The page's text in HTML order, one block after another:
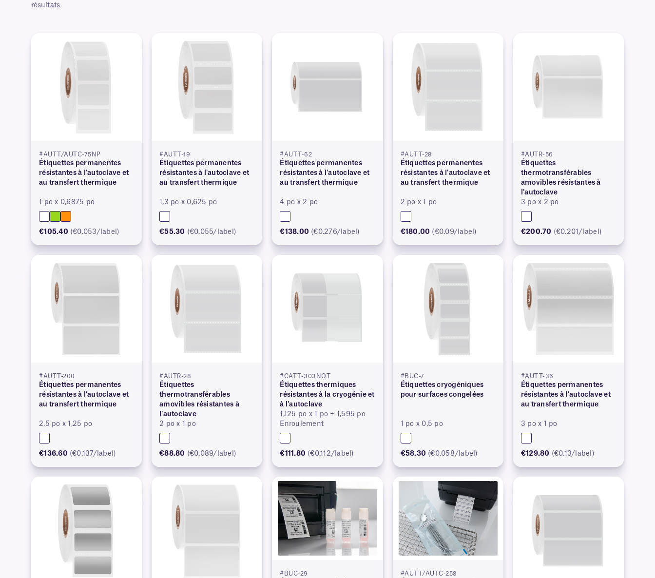
résultats
#AUTT/AUTC-75NP
Étiquettes permanentes
résistantes à l'autoclave et
au transfert thermique
1 po x 0,6875 po
€105.40 (€0.053/label)
#AUTT-19
Étiquettes permanentes
résistantes à l'autoclave et
au transfert thermique
1,3 po x 0,625 po
€55.30 (€0.055/label)
#AUTT-62
Étiquettes permanentes
résistantes à l'autoclave et
au transfert thermique
4 po x 2 po
€138.00 (€0.276/label)
#AUTT-28
Étiquettes permanentes
résistantes à l'autoclave et
au transfert thermique
2 po x 1 po
€180.00 (€0.09/label)
#AUTR-56
Étiquettes
thermotransférables
amovibles résistantes à
l'autoclave
3 po x 2 po
€200.70 (€0.201/label)
#AUTT-200
Étiquettes permanentes
résistantes à l'autoclave et
au transfert thermique
2,5 po x 1,25 po
€136.60 (€0.137/label)
#AUTR-28
Étiquettes
thermotransférables
amovibles résistantes à
l'autoclave
2 po x 1 po
€88.80 (€0.089/label)
#CATT-303NOT
Étiquettes thermiques
résistantes à la cryogénie et
à l'autoclave
1,125 po x 1 po + 1,595 po
Enroulement
€111.80 (€0.112/label)
#BUC-7
Étiquettes cryogéniques
pour surfaces congelées
1 po x 0,5 po
€58.30 (€0.058/label)
#AUTT-36
Étiquettes permanentes
résistantes à l'autoclave et
au transfert thermique
3 po x 1 po
€129.80 (€0.13/label)
#BUC-29 #AUTT/AUTC-258